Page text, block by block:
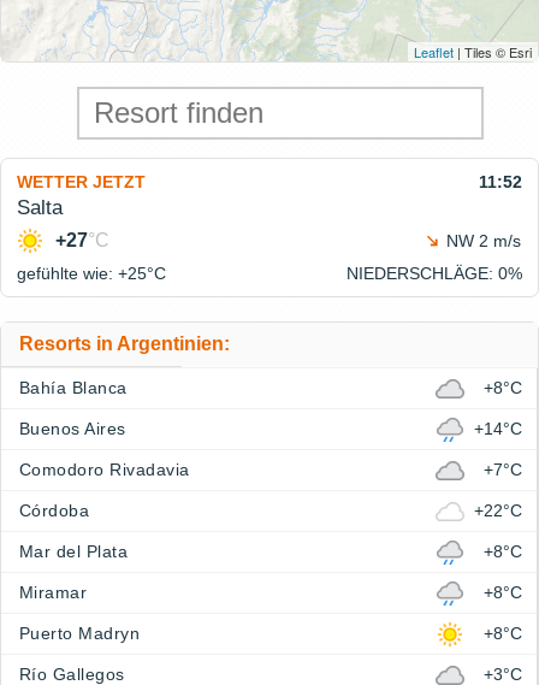
Leaflet | Tiles © Esri
WETTER JETZT 11:52
Salta
+27°C
NW 2 m/s
gefühlte wie: +25°C NIEDERSCHLÄGE: 0%
Resorts in Argentinien:
Bahía Blanca +8°C
Buenos Aires +14°C
Comodoro Rivadavia +7°C
Córdoba +22°C
Mar del Plata +8°C
Miramar +8°C
Puerto Madryn +8°C
Río Gallegos +3°C